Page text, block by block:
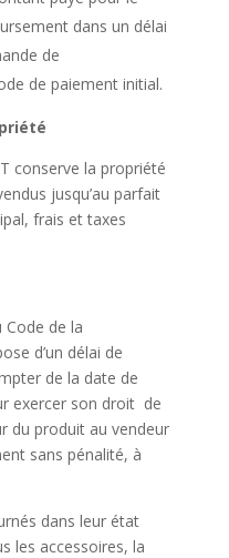
dans un délai
de
de paiement initial.
conserve la propriété
jusqu’au parfait
frais et taxes
Code de la
d’un délai de
de la date de
exercer son droit de
du produit au vendeur
sans pénalité, à
dans leur état
les accessoires, la